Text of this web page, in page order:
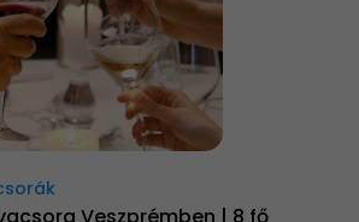
Veszprémben | 8 fő